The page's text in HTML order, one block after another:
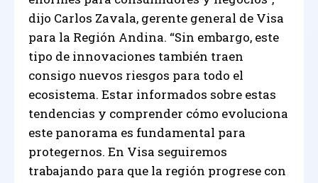
dijo Carlos Zavala, gerente general de Visa
para la Región Andina. “Sin embargo, este
tipo de innovaciones también traen
consigo nuevos riesgos para todo el
ecosistema. Estar informados sobre estas
tendencias y comprender cómo evoluciona
este panorama es fundamental para
protegernos. En Visa seguiremos
trabajando para que la región progrese con